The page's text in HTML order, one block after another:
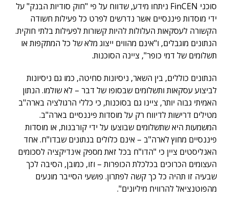
סוכני FinCEN ניתחו מידע, שדווח על פי "חוק סודיות הבנק" על
ידי מוסדות פיננסיים אשר נדרשים לפרט כל פעילות חשודה
הקשורה לעסקאות העלולות להיות קשורות לפעילות בלתי חוקית.
הנתונים מוגבלים, ו"אינם מהווים ייצוג מלא של כל המתקפות או
תשלומים של דמי כופר", ציינה הסוכנות.
הנתונים כוללים, בין השאר, ניסיונות סחיטה, כמו גם ניסיונות
לביצוע עסקאות ותשלומים שבסופו של דבר – לא שולמו. הנתון
האמיתי גבוה יותר, ציינו גם בסוכנות, כי כללי הרגולציה בארה"ב
מטילים דרישות לדיווח רק על מוסדות פיננסיים בארה"ב.
המשמעות היא שתשלומים שבוצעו על ידי קורבנות, או מוסדות
פיננסיים מחוץ לארה"ב – אינם כלולים בנתונים שבדו"ח. אחד
האנליסטים ציין כי "הדו"ח בכל זאת מספק אינדיקציה לסכומים
העצומים הכרוכים בכלכלת הכופרות – וזו, כמובן, הסיבה לכך
שבעיה זו תהיה כל כך קשה לפתרון. פושעי הסייבר מונעים
מהפוטנציאל להרוויח מיליונים".